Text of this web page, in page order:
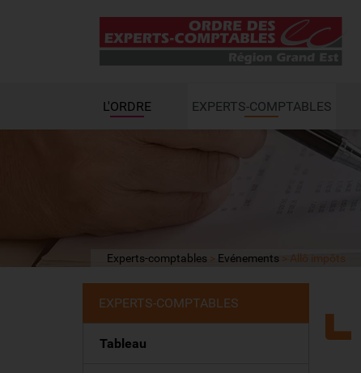
L'ORDRE EXPERTS-COMPTABLES
Experts-comptables Evénements Allô impôts
EXPERTS-COMPTABLES
Tableau